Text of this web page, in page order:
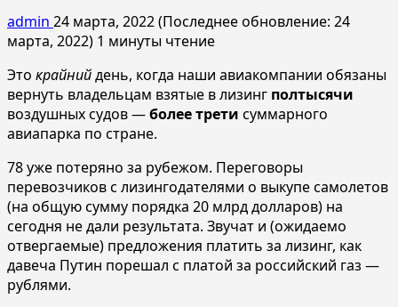
admin 24 марта, 2022 (Последнее обновление: 24
марта, 2022) 1 минуты чтение
Это крайнийдень, когда наши авиакомпании обязаны
вернуть владельцам взятые в лизинг полтысячи
воздушных судов —более трети суммарного
авиапарка по стране.
78 уже потеряно за рубежом. Переговоры
перевозчиков с лизингодателями о выкупе самолетов
(на общую сумму порядка 20 млрд долларов) на
сегодня не дали результата. Звучат и (ожидаемо
отвергаемые) предложения платить за лизинг, как
давеча Путин порешал с платой за российский газ —
рублями.